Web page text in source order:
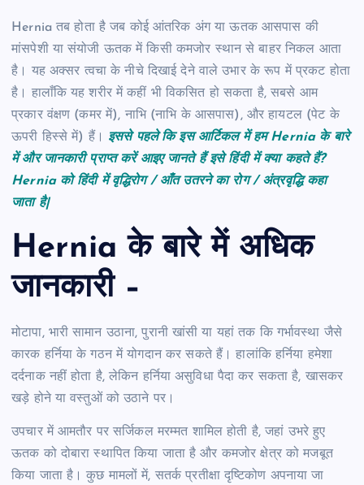
Hernia तब होता है जब कोई आंतरिक अंग या ऊतक आसपास की
मांसपेशी या संयोजी ऊतक में किसी कमजोर स्थान से बाहर निकल आता
है। यह अक्सर त्वचा के नीचे दिखाई देने वाले उभार के रूप में प्रकट होता
है। हालाँकि यह शरीर में कहीं भी विकसित हो सकता है, सबसे आम
प्रकार वंक्षण (कमर में), नाभि (नाभि के आसपास), और हायटल (पेट के
ऊपरी हिस्से में) हैं।
इससे पहले कि इस आर्टिकल में हम Hernia के बारे
में और जानकारी प्राप्त करें आइए जानते हैं इसे हिंदी में क्या कहते हैं?
Hernia को हिंदी में वृद्धिरोग / आँत उतरने का रोग / अंत्रवृद्धि कहा
जाता है|
Hernia के बारे में अधिक
जानकारी –
मोटापा, भारी सामान उठाना, पुरानी खांसी या यहां तक कि गर्भावस्था जैसे
कारक हर्निया के गठन में योगदान कर सकते हैं। हालांकि हर्निया हमेशा
दर्दनाक नहीं होता है, लेकिन हर्निया असुविधा पैदा कर सकता है, खासकर
खड़े होने या वस्तुओं को उठाने पर।
उपचार में आमतौर पर सर्जिकल मरम्मत शामिल होती है, जहां उभरे हुए
ऊतक को दोबारा स्थापित किया जाता है और कमजोर क्षेत्र को मजबूत
किया जाता है। कुछ मामलों में, सतर्क प्रतीक्षा दृष्टिकोण अपनाया जा